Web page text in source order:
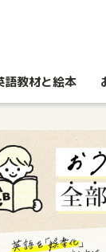
語教材と絵本